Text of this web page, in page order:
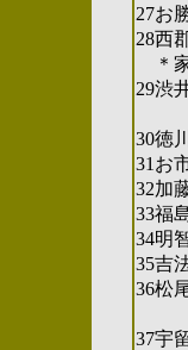
27お
28西
＊
29渋
30徳
31お
32加
33福
34明
35吉
36松
詠
37宇